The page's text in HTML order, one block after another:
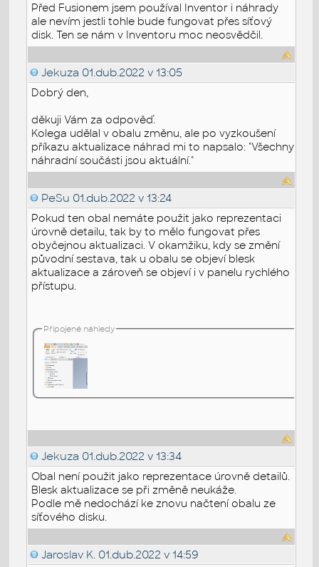
Před Fusionem jsem používal Inventor i náhrady
ale nevím jestli tohle bude fungovat přes síťový
disk. Ten se nám v Inventoru moc neosvědčil.
Jekuza 01.dub.2022 v 13:05
Dobrý den,
děkuji Vám za odpověď.
Kolega udělal v obalu změnu, ale po vyzkoušení
příkazu aktualizace náhrad mi to napsalo: "Všechny
náhradní součásti jsou aktuální."
PeSu 01.dub.2022 v 13:24
Pokud ten obal nemáte použit jako reprezentaci
úrovně detailu, tak by to mělo fungovat přes
obyčejnou aktualizaci. V okamžiku, kdy se změní
původní sestava, tak u obalu se objeví blesk
aktualizace a zároveň se objeví i v panelu rychlého
přístupu.
Připojené náhledy
Jekuza 01.dub.2022 v 13:34
Obal není použit jako reprezentace úrovně detailů.
Blesk aktualizace se při změně neukáže.
Podle mě nedochází ke znovu načtení obalu ze
síťového disku.
Jaroslav K. 01.dub.2022 v 14:59